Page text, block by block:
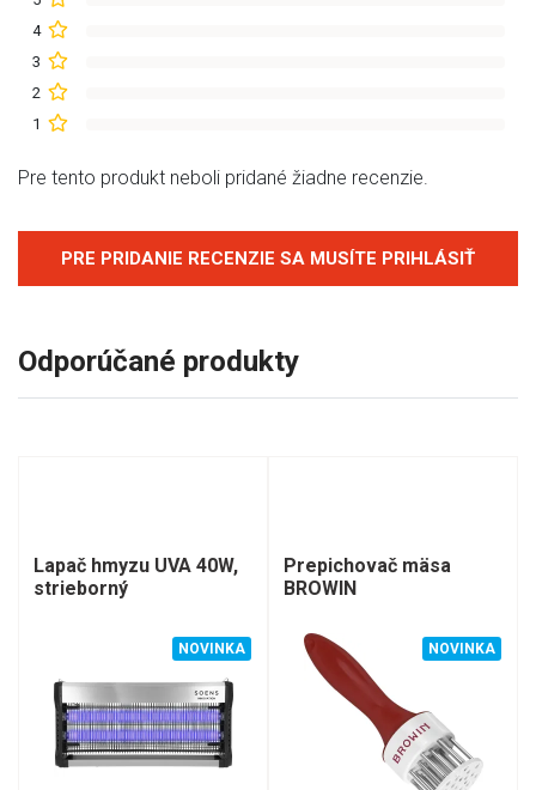
4
3
2
1
Pre tento produkt neboli pridané žiadne recenzie.
PRE PRIDANIE RECENZIE SA MUSÍTE PRIHLÁSIŤ
Odporúčané produkty
Lapač hmyzu UVA 40W,
strieborný
NOVINKA
Prepichovač mäsa
BROWIN
NOVINKA